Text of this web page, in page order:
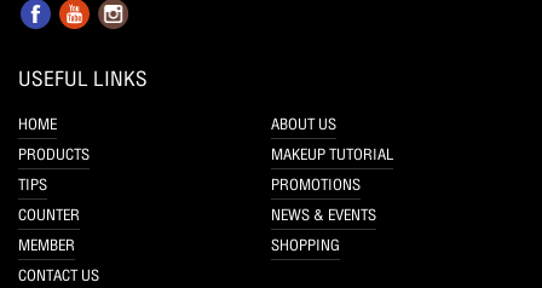
USEFUL LINKS
HOME
ABOUT US
PRODUCTS
MAKEUP TUTORIAL
TIPS
PROMOTIONS
COUNTER
NEWS & EVENTS
MEMBER
SHOPPING
CONTACT US